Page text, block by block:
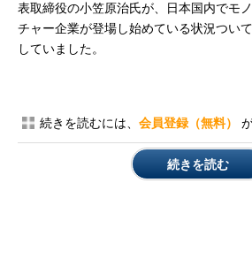
表取締役の小笠原治氏が、日本国内でモ
チャー企業が登場し始めている状況つい
していました。
続きを読むには、 会員登録（無料）
続きを読む